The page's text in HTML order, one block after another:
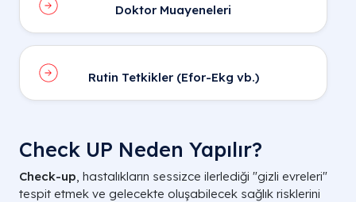
Doktor Muayeneleri
Rutin Tetkikler (Efor-Ekg vb.)
Check UP Neden Yapılır?
Check-up, hastalıkların sessizce ilerlediği "gizli evreleri"
tespit etmek ve gelecekte oluşabilecek sağlık risklerini